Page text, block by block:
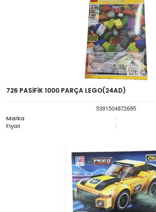
726 PASİFİK 1000 PARÇA LEGO(24AD)
5391504872695
Marka
:
Fiyat :